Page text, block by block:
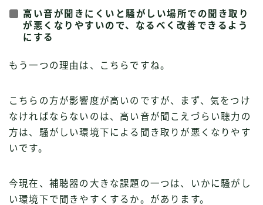
高い音が聞きにくいと騒がしい場所での聞き取り
が悪くなりやすいので、なるべく改善できるよう
にする
もう一つの理由は、こちらですね。
こちらの方が影響度が高いのですが、まず、気をつけ
なければならないのは、高い音が聞こえづらい聴力の
方は、騒がしい環境下による聞き取りが悪くなりやす
いです。
今現在、補聴器の大きな課題の一つは、いかに騒がし
い環境下で聞きやすくするか。があります。